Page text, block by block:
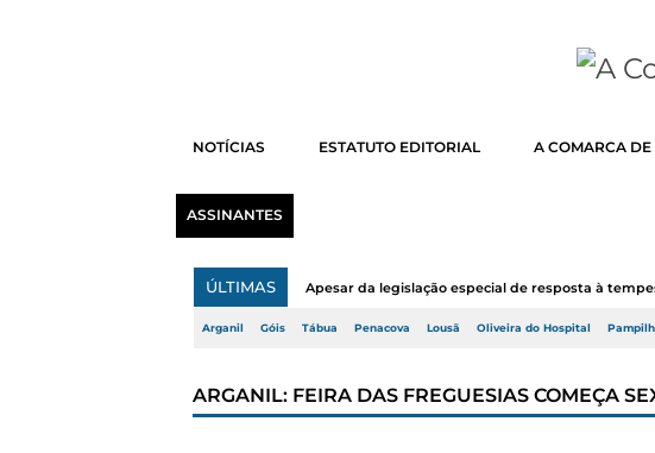
NOTÍCIAS ESTATUTO EDITORIAL A COMARCA DE
ASSINANTES
ÚLTIMAS Apesar da legislação especial de resposta à
Arganil Góis Tábua Penacova Lousã Oliveira do Hospital
ARGANIL: FEIRA DAS FREGUESIAS COMEÇA